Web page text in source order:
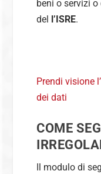
beni o servizi
del l’ISRE.
Prendi visione
dei dati
COME
Il modulo di